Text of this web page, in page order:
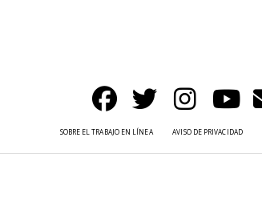
SOBRE EL TRABAJO EN LÍNEA AVISO DE PRIVACIDAD